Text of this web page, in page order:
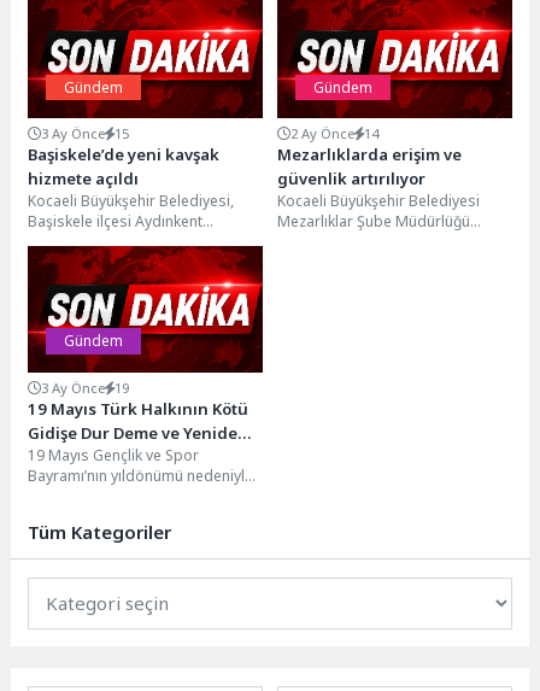
Gündem
3 Ay Önce 15
Başiskele’de yeni kavşak
hizmete açıldı
Kocaeli Büyükşehir Belediyesi,
Başiskele ilçesi Aydınkent
Mahallesi ve Yuvacık Yakacık
Mahallesi sınırlarında yer alan
“Hacı...
Gündem
2 Ay Önce 14
Mezarlıklarda erişim ve
güvenlik artırılıyor
Kocaeli Büyükşehir Belediyesi
Mezarlıklar Şube Müdürlüğü
Gündem
3 Ay Önce 19
19 Mayıs Türk Halkının Kötü
Gidişe Dur Deme ve Yeniden
Küllerinden Doğma
İradesidir
19 Mayıs Gençlik ve Spor
Bayramı’nın yıldönümü nedeniyle
Tüm Kategoriler